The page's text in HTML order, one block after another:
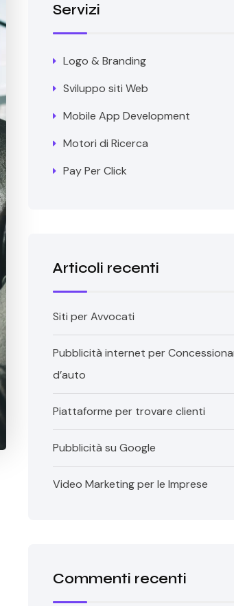
Servizi
Logo & Branding
Sviluppo siti Web
Mobile App Development
Motori di Ricerca
Pay Per Click
Articoli recenti
Siti per Avvocati
Pubblicità internet per
d’auto
Piattaforme per trovare clienti
Pubblicità su Google
Video Marketing per le Imprese
Commenti recenti